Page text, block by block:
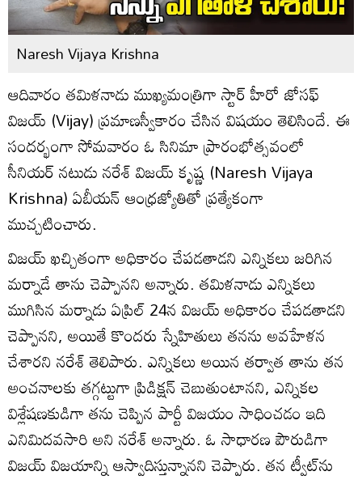
Naresh Vijaya Krishna
ఆదివారం తమిళనాడు ముఖ్యమంత్రిగా స్టార్ హీరో జోసఫ్‌
విజయ్‌ (Vijay) ప్రమాణస్వీకారం చేసిన విషయం తెలిసిందే. ఈ
సందర్భంగా సోమవారం ఓ సినిమా ప్రారంభోత్సవంలో
సీనియర్‌ నటుడు నరేశ్‌ విజయ్‌ కృష్ణ (Naresh Vijaya
Krishna) ఏబీయన్ ఆంధ్రజ్యోతితో ప్రత్యేకంగా
ముచ్చటించారు.
విజయ్‌ ఖచ్చితంగా అధికారం చేపడతాడని ఎన్నికలు జరిగిన
మర్నాడే తాను చెప్పానని అన్నారు. తమిళనాడు ఎన్నికలు
ముగిసిన మర్నాడు ఏప్రిల్ 24న విజయ్‌ అధికారం చేపడతాడని
చెప్పానని, అయితే కొందరు స్నేహితులు తనను అవహేళన
చేశారని నరేశ్‌ తెలిపారు. ఎన్నికలు అయిన తర్వాత తాను తన
అంచనాలకు తగ్గట్టుగా ప్రిడిక్షన్‌ చెబుతుంటానని, ఎన్నికల
విశ్లేషణకుడిగా తను చెప్పిన పార్టీ విజయం సాధించడం ఇది
ఎనిమిదవసారి అని నరేశ్‌ అన్నారు. ఓ సాధారణ పౌరుడిగా
విజయ్‌ విజయాన్ని ఆస్వాదిస్తున్నానని చెప్పారు. తన ట్వీట్‌ను